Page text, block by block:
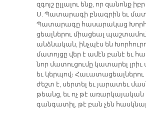
զգոյշ ըլ­լա­լու ենք, որ զա­նոնք
Ս. Պա­տա­րա­գի բնագ­րին եւ
Պա­տա­րա­գը հա­սա­րա­կաց
ցեալ­նե­րու միա­ցե­ալ
անձ­նա­կան, ինչ­պէս են
մա­տոյ­ցը վեր է ա­մէն բա­նէ եւ
նոր մա­տու­ցու­մը կա­տա­րել
եւ կեր­պով։
ժեշտ է, սեր­տել եւ յա­րա­տեւ
թեանց, եւ ոչ թէ ա­ռար­կա­յա­կան
գան­գա­տիլ, թէ բան չեն